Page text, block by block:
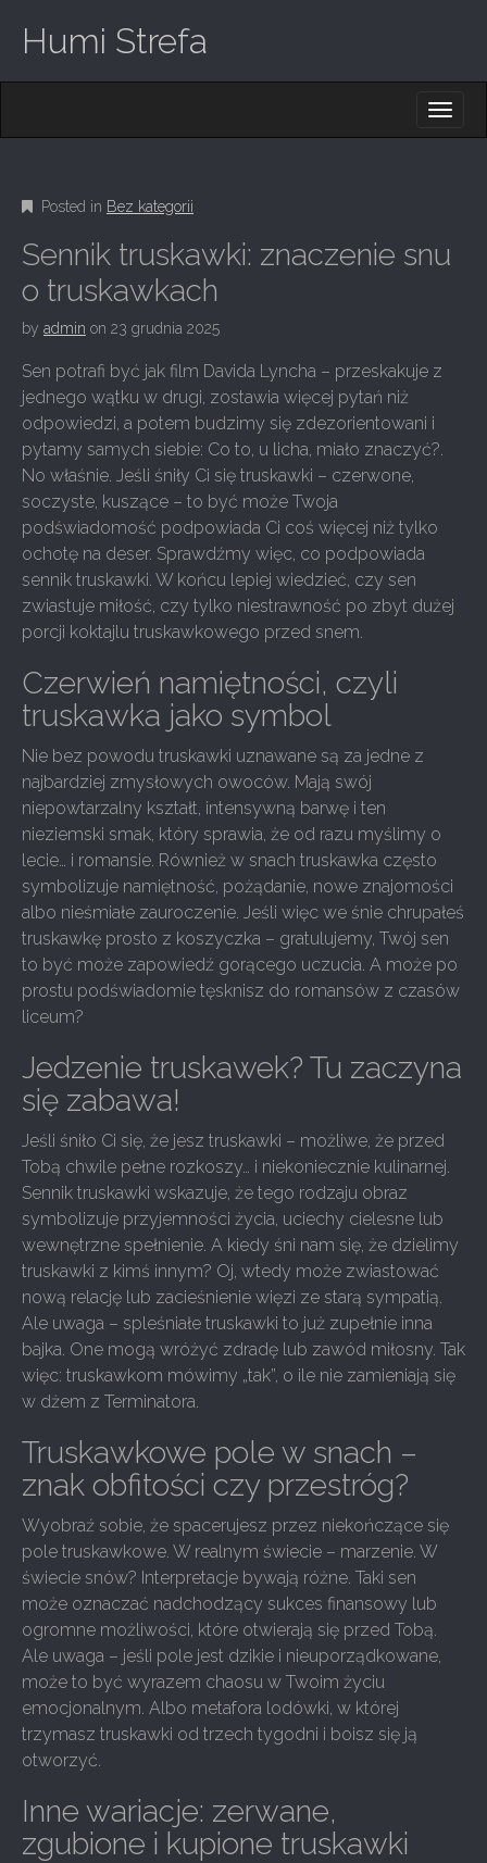
Humi Strefa
M
E
N
U
C
N
E
N
T
Posted in Bez kategorii
Sennik truskawki: znaczenie snu
o truskawkach
by admin on 23 grudnia 2025
Sen potrafi być jak film Davida Lyncha – przeskakuje z
jednego wątku w drugi, zostawia więcej pytań niż
odpowiedzi, a potem budzimy się zdezorientowani i
pytamy samych siebie: Co to, u licha, miało znaczyć?.
No właśnie. Jeśli śniły Ci się truskawki – czerwone,
soczyste, kuszące – to być może Twoja
podświadomość podpowiada Ci coś więcej niż tylko
ochotę na deser. Sprawdźmy więc, co podpowiada
sennik truskawki. W końcu lepiej wiedzieć, czy sen
zwiastuje miłość, czy tylko niestrawność po zbyt dużej
porcji koktajlu truskawkowego przed snem.
Czerwień namiętności, czyli
truskawka jako symbol
Nie bez powodu truskawki uznawane są za jedne z
najbardziej zmysłowych owoców. Mają swój
niepowtarzalny kształt, intensywną barwę i ten
nieziemski smak, który sprawia, że od razu myślimy o
lecie… i romansie. Również w snach truskawka często
symbolizuje namiętność, pożądanie, nowe znajomości
albo nieśmiałe zauroczenie. Jeśli więc we śnie chrupałeś
truskawkę prosto z koszyczka – gratulujemy, Twój sen
to być może zapowiedź gorącego uczucia. A może po
prostu podświadomie tęsknisz do romansów z czasów
liceum?
Jedzenie truskawek? Tu zaczyna
się zabawa!
Jeśli śniło Ci się, że jesz truskawki – możliwe, że przed
Tobą chwile pełne rozkoszy… i niekoniecznie kulinarnej.
Sennik truskawki wskazuje, że tego rodzaju obraz
symbolizuje przyjemności życia, uciechy cielesne lub
wewnętrzne spełnienie. A kiedy śni nam się, że dzielimy
truskawki z kimś innym? Oj, wtedy może zwiastować
nową relację lub zacieśnienie więzi ze starą sympatią.
Ale uwaga – spleśniałe truskawki to już zupełnie inna
bajka. One mogą wróżyć zdradę lub zawód miłosny. Tak
więc: truskawkom mówimy „tak”, o ile nie zamieniają się
w dżem z Terminatora.
Truskawkowe pole w snach –
znak obfitości czy przestróg?
Wyobraź sobie, że spacerujesz przez niekończące się
pole truskawkowe. W realnym świecie – marzenie. W
świecie snów? Interpretacje bywają różne. Taki sen
może oznaczać nadchodzący sukces finansowy lub
ogromne możliwości, które otwierają się przed Tobą.
Ale uwaga – jeśli pole jest dzikie i nieuporządkowane,
może to być wyrazem chaosu w Twoim życiu
emocjonalnym. Albo metafora lodówki, w której
trzymasz truskawki od trzech tygodni i boisz się ją
otworzyć.
Inne wariacje: zerwane,
zgubione i kupione truskawki